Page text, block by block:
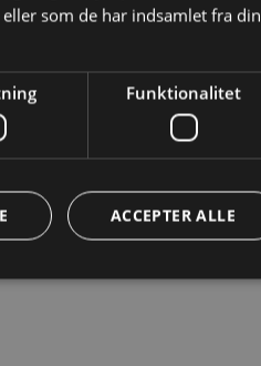
er evt. muligt at
af
som de har indsamlet fra din
Funktionalitet
ACCEPTER ALLE